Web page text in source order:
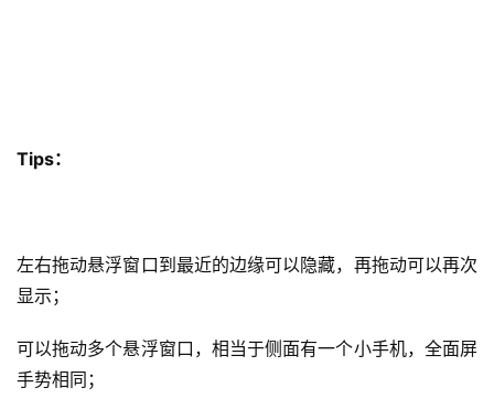
Tips：
左右拖动悬浮窗口到最近的边缘可以隐藏，再拖动可以再次
显示；
可以拖动多个悬浮窗口，相当于侧面有一个小手机，全面屏
手势相同；